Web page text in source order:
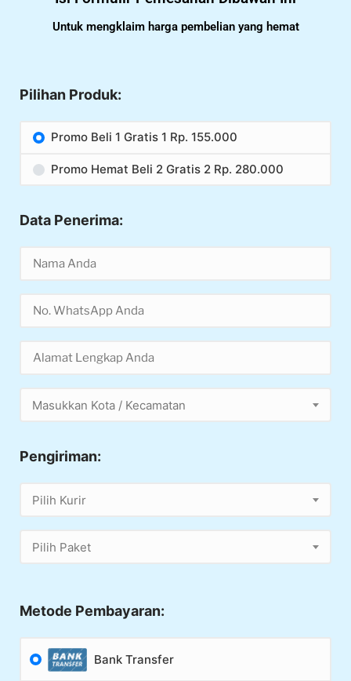
Untuk mengklaim harga pembelian yang hemat
Pilihan Produk:
Promo Beli 1 Gratis 1 Rp. 155.000
Promo Hemat Beli 2 Gratis 2 Rp. 280.000
Data Penerima:
Masukkan Kota / Kecamatan
Pengiriman:
Pilih Kurir
Pilih Paket
Metode Pembayaran:
Bank Transfer